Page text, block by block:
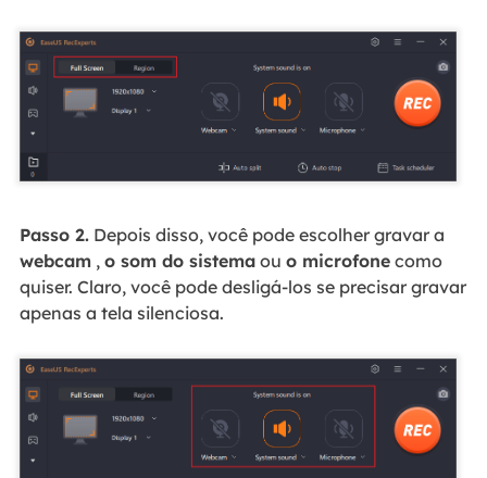
Passo 2.Depois disso, você pode escolher gravar a
webcam, o som do sistemaou o microfonecomo
quiser. Claro, você pode desligá-los se precisar gravar
apenas a tela silenciosa.